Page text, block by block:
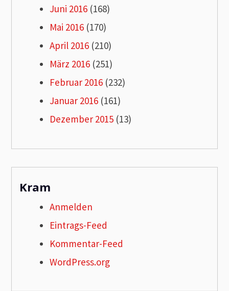
Juni 2016 (168)
Mai 2016 (170)
April 2016 (210)
März 2016 (251)
Februar 2016 (232)
Januar 2016 (161)
Dezember 2015 (13)
Kram
Anmelden
Eintrags-Feed
Kommentar-Feed
WordPress.org